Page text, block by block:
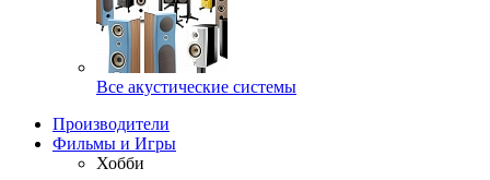
Все акустические системы
Производители
Фильмы и Игры
Хобби